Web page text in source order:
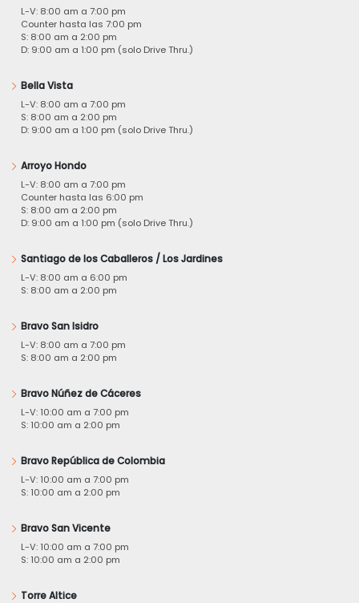
L-V: 8:00 am a 7:00 pm
Counter hasta las 7:00 pm
S: 8:00 am a 2:00 pm
D: 9:00 am a 1:00 pm (solo Drive Thru.)
Bella Vista
L-V: 8:00 am a 7:00 pm
S: 8:00 am a 2:00 pm
D: 9:00 am a 1:00 pm (solo Drive Thru.)
Arroyo Hondo
L-V: 8:00 am a 7:00 pm
Counter hasta las 6:00 pm
S: 8:00 am a 2:00 pm
D: 9:00 am a 1:00 pm (solo Drive Thru.)
Santiago de los Caballeros / Los Jardines
L-V: 8:00 am a 6:00 pm
S: 8:00 am a 2:00 pm
Bravo San Isidro
L-V: 8:00 am a 7:00 pm
S: 8:00 am a 2:00 pm
Bravo Núñez de Cáceres
L-V: 10:00 am a 7:00 pm
S: 10:00 am a 2:00 pm
Bravo República de Colombia
L-V: 10:00 am a 7:00 pm
S: 10:00 am a 2:00 pm
Bravo San Vicente
L-V: 10:00 am a 7:00 pm
S: 10:00 am a 2:00 pm
Torre Altice